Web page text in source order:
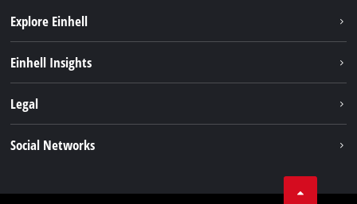
Explore Einhell
Usluge
Einhell Insights
Einhell globalno
Legal
Social Networks